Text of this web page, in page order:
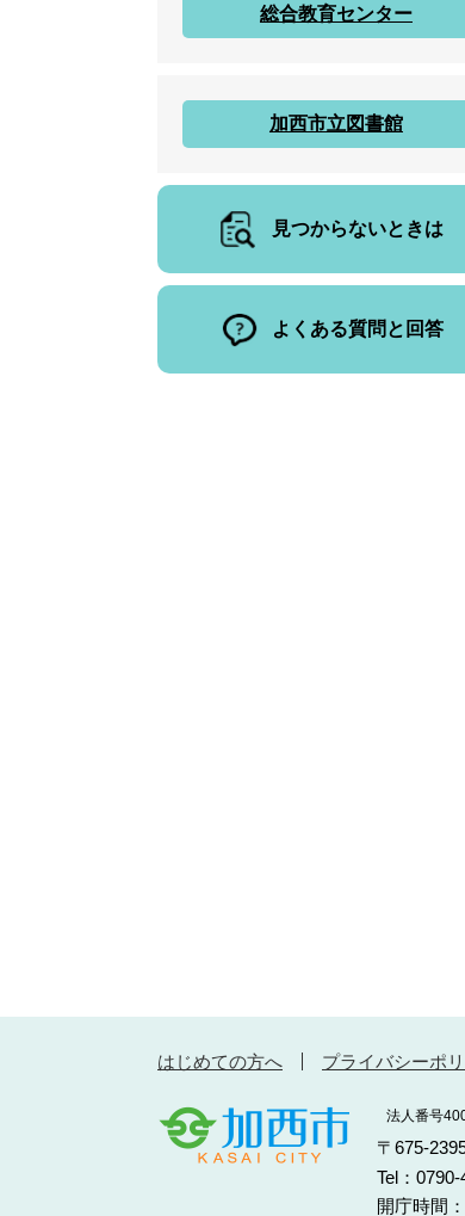
総合教育センター
加西市立図書館
見つからないときは
よくある質問と回答
はじめての方へ プライバシーポ
法人番号
〒675-
Tel：0790-
開庁時間